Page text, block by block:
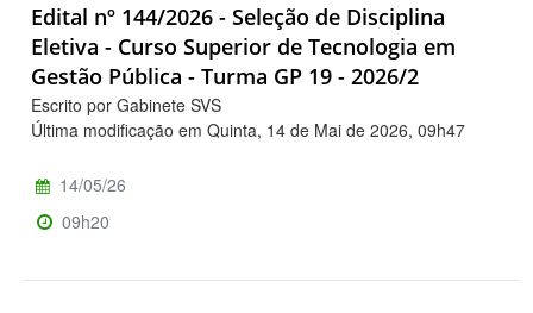
Edital nº 144/2026 - Seleção de Disciplina
Eletiva - Curso Superior de Tecnologia em
Gestão Pública - Turma GP 19 - 2026/2
Escrito por Gabinete SVS
Última modificação em Quinta, 14 de Mai de 2026, 09h47
14/05/26
09h20